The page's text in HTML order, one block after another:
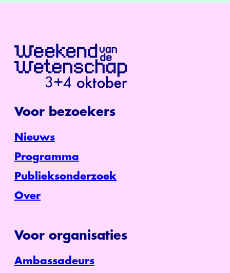
Voor bezoekers
Nieuws
Programma
Publieksonderzoek
Over
Voor organisaties
Ambassadeurs